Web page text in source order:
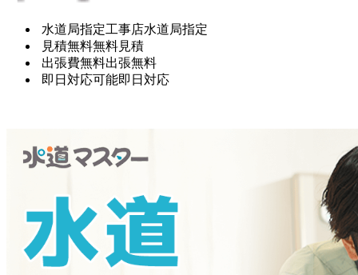
水道局指定工事店水道局指定
見積無料無料見積
出張費無料出張無料
即日対応可能即日対応